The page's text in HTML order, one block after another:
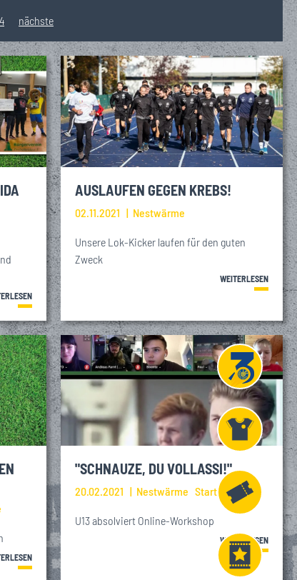
nächste
AUSLAUFEN GEGEN KREBS!
02.11.2021 Nestwärme
Unsere Lok-Kicker laufen für den guten
Zweck
WEITERLESEN
"SCHNAUZE, DU VOLLASSI!"
20.02.2021 Nestwärme Startseite
U13 absolviert Online-Workshop
WEITERLESEN
Projekt
Liga 3
Fahrkarten